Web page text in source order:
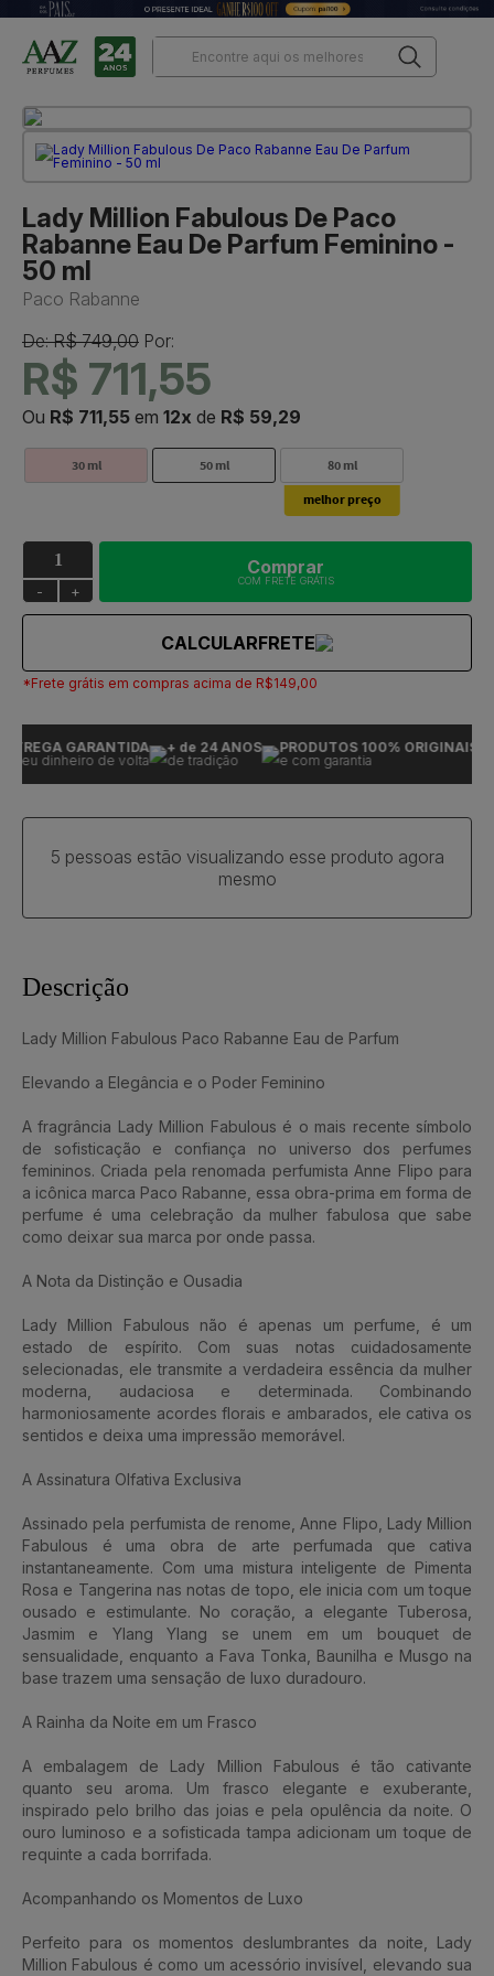
Lady Million Fabulous De Paco
Rabanne Eau De Parfum Feminino -
50 ml
Paco Rabanne
De: R$ 749,00 Por:
R$ 711,55
Ou R$ 711,55 em 12x de R$ 59,29
30 ml 50 ml 80 ml
- +
Comprar
COM FRETE GRÁTIS
CALCULARFRETE
*Frete grátis em compras acima de R$149,00
GARANTIDA
dinheiro de volta
+ de 24 ANOS
de tradição
PRODUTOS 100% ORIGINAIS
e com garantia
5 pessoas estão visualizando esse produto agora
mesmo
Descrição
Lady Million Fabulous Paco Rabanne Eau de Parfum
Elevando a Elegância e o Poder Feminino
A fragrância Lady Million Fabulous é o mais recente símbolo
de sofisticação e confiança no universo dos perfumes
femininos. Criada pela renomada perfumista Anne Flipo para
a icônica marca Paco Rabanne, essa obra-prima em forma de
perfume é uma celebração da mulher fabulosa que sabe
como deixar sua marca por onde passa.
A Nota da Distinção e Ousadia
Lady Million Fabulous não é apenas um perfume, é um
estado de espírito. Com suas notas cuidadosamente
selecionadas, ele transmite a verdadeira essência da mulher
moderna, audaciosa e determinada. Combinando
harmoniosamente acordes florais e ambarados, ele cativa os
sentidos e deixa uma impressão memorável.
A Assinatura Olfativa Exclusiva
Assinado pela perfumista de renome, Anne Flipo, Lady Million
Fabulous é uma obra de arte perfumada que cativa
instantaneamente. Com uma mistura inteligente de Pimenta
Rosa e Tangerina nas notas de topo, ele inicia com um toque
ousado e estimulante. No coração, a elegante Tuberosa,
Jasmim e Ylang Ylang se unem em um bouquet de
sensualidade, enquanto a Fava Tonka, Baunilha e Musgo na
base trazem uma sensação de luxo duradouro.
A Rainha da Noite em um Frasco
A embalagem de Lady Million Fabulous é tão cativante
quanto seu aroma. Um frasco elegante e exuberante,
inspirado pelo brilho das joias e pela opulência da noite. O
ouro luminoso e a sofisticada tampa adicionam um toque de
requinte a cada borrifada.
Acompanhando os Momentos de Luxo
Perfeito para os momentos deslumbrantes da noite, Lady
Million Fabulous é como um acessório invisível, elevando sua